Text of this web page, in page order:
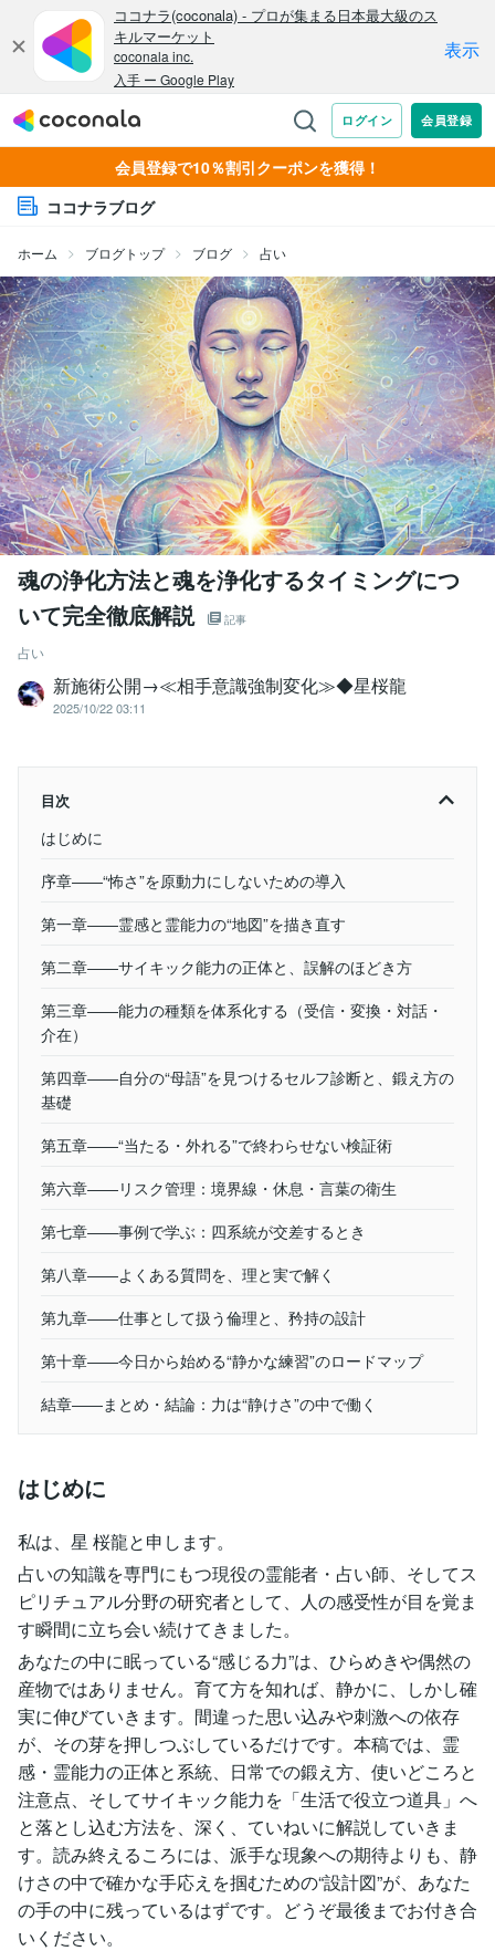
会員登録で10％割引クーポンを獲得！
ココナラブログ
ホーム ブログトップ ブログ 占い
魂の浄化方法と魂を浄化するタイミングにつ
いて完全徹底解説
記事
占い
新施術公開→≪相手意識強制変化≫◆星桜龍
2025/10/22 03:11
目次
はじめに
序章――“怖さ”を原動力にしないための導入
第一章――霊感と霊能力の“地図”を描き直す
第二章――サイキック能力の正体と、誤解のほどき方
第三章――能力の種類を体系化する（受信・変換・対話・
介在）
第四章――自分の“母語”を見つけるセルフ診断と、鍛え方の
基礎
第五章――“当たる・外れる”で終わらせない検証術
第六章――リスク管理：境界線・休息・言葉の衛生
第七章――事例で学ぶ：四系統が交差するとき
第八章――よくある質問を、理と実で解く
第九章――仕事として扱う倫理と、矜持の設計
第十章――今日から始める“静かな練習”のロードマップ
結章――まとめ・結論：力は“静けさ”の中で働く
はじめに
私は、星 桜龍と申します。
占いの知識を専門にもつ現役の霊能者・占い師、そしてス
ピリチュアル分野の研究者として、人の感受性が目を覚ま
す瞬間に立ち会い続けてきました。
あなたの中に眠っている“感じる力”は、ひらめきや偶然の
産物ではありません。育て方を知れば、静かに、しかし確
実に伸びていきます。間違った思い込みや刺激への依存
が、その芽を押しつぶしているだけです。本稿では、霊
感・霊能力の正体と系統、日常での鍛え方、使いどころと
注意点、そしてサイキック能力を「生活で役立つ道具」へ
と落とし込む方法を、深く、ていねいに解説していきま
す。読み終えるころには、派手な現象への期待よりも、静
けさの中で確かな手応えを掴むための“設計図”が、あなた
の手の中に残っているはずです。どうぞ最後までお付き合
いください。